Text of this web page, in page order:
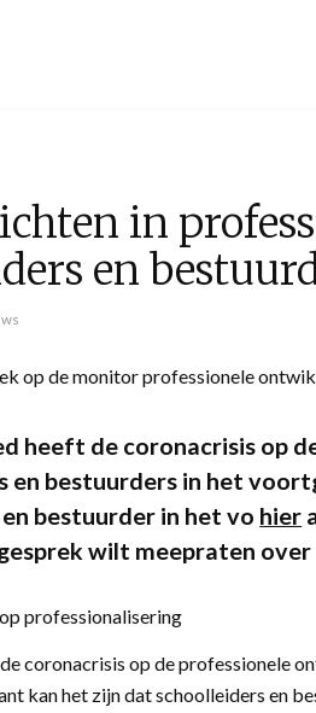
in
en
op de monitor professionele
heeft de coronacrisis op
en bestuurders in het
bestuurder in het vo hier
wilt meepraten
professionalisering
coronacrisis op de professionele
kan het zijn dat schoolleiders en